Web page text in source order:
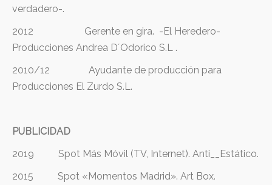
verdadero-.
2012 Gerente en gira. -El Heredero-
Producciones Andrea D´Odorico S.L .
2010/12 Ayudante de producción para
Producciones El Zurdo S.L.
PUBLICIDAD
2019 Spot Más Móvil (TV, Internet). Anti__Estático.
2015 Spot «Momentos Madrid». Art Box.